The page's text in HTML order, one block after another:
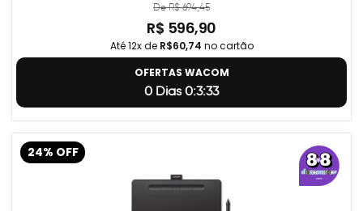
De R$ 694,45
R$ 596,90
Até 12x de R$60,74 no cartão
OFERTAS WACOM
0 Dias 0:3:32
24% OFF